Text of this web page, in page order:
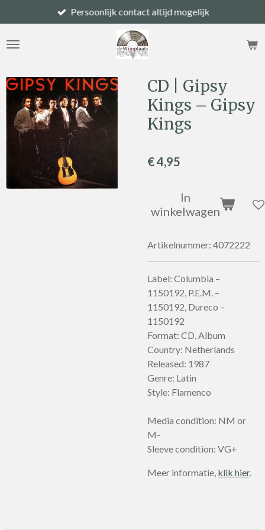
direct
naar
Persoonlijk contact altijd mogelijk
CD | Gipsy
Kings – Gipsy
Kings
€ 4,95
In
winkelwagen
Artikelnummer: 4072222
Label: Columbia –
1150192, P.E.M. –
1150192, Dureco –
1150192
Format: CD, Album
Country: Netherlands
Released: 1987
Genre: Latin
Style: Flamenco
Media condition: NM or
M-
Sleeve condition: VG+
Meer informatie, klik hier.